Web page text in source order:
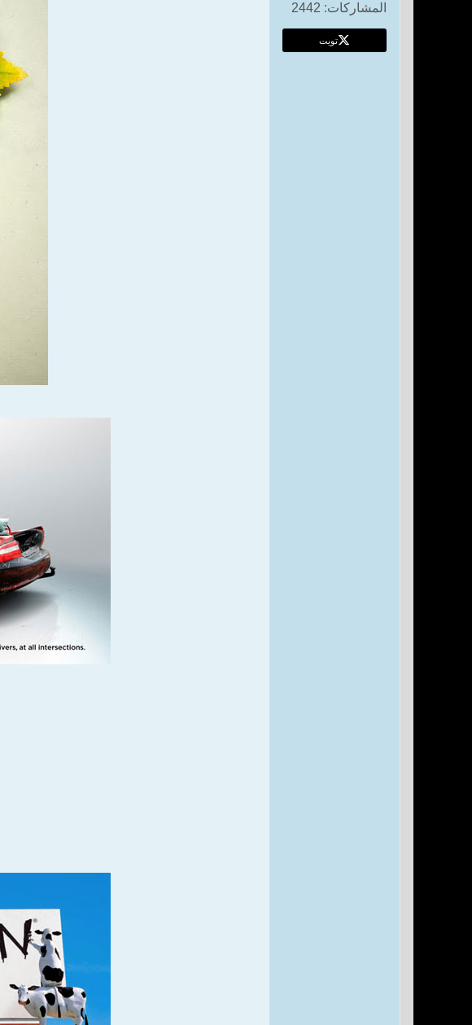
المشاركات: 2442
تويت